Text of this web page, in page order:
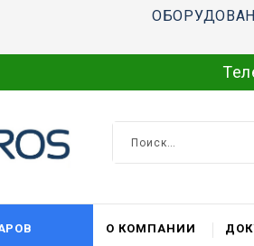
О КОМПАНИИ